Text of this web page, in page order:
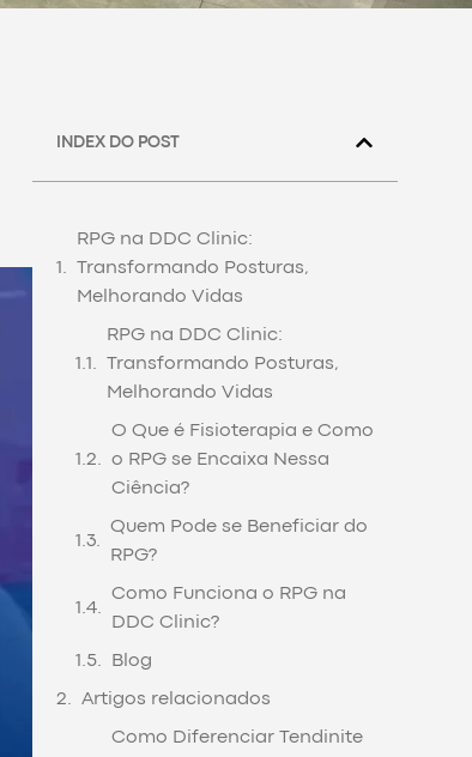
INDEX DO POST
RPG na DDC Clinic:
Transformando Posturas,
Melhorando Vidas
RPG na DDC Clinic:
Transformando Posturas,
Melhorando Vidas
O Que é Fisioterapia e Como
o RPG se Encaixa Nessa
Ciência?
Quem Pode se Beneficiar do
RPG?
Como Funciona o RPG na
DDC Clinic?
Blog
Artigos relacionados
Como Diferenciar Tendinite